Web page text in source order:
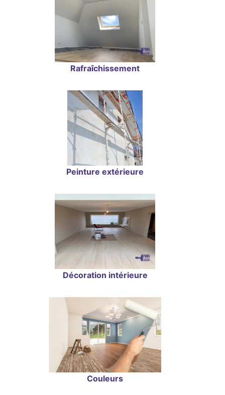
Rafraîchissement
Peinture extérieure
Décoration intérieure
Couleurs